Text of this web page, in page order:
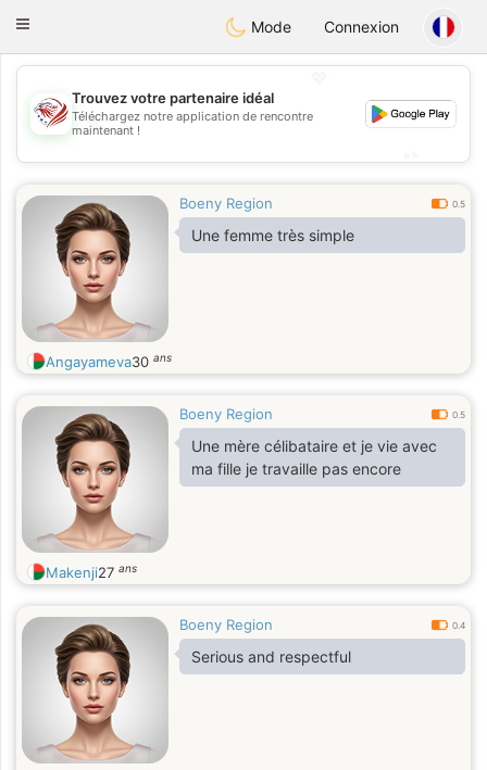
StatesDating
Toggle
Mode Connexion
💖
💕
Trouvez votre partenaire idéal
Téléchargez notre application de rencontre
maintenant !
Boeny Region 0.5
Une femme très simple
Angayameva30 ans
Boeny Region 0.5
Une mère célibataire et je vie avec
ma fille je travaille pas encore
Makenji27 ans
Boeny Region 0.4
Serious and respectful